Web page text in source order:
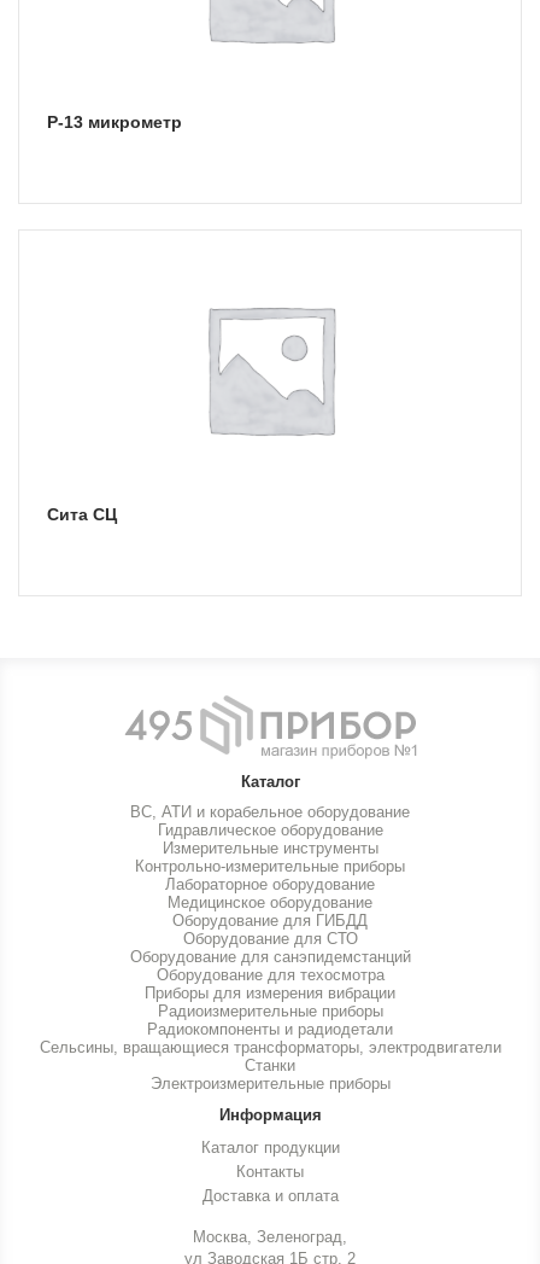
Р-13 микрометр
Сита СЦ
Каталог
ВС, АТИ и корабельное оборудование
Гидравлическое оборудование
Измерительные инструменты
Контрольно-измерительные приборы
Лабораторное оборудование
Медицинское оборудование
Оборудование для ГИБДД
Оборудование для СТО
Оборудование для санэпидемстанций
Оборудование для техосмотра
Приборы для измерения вибрации
Радиоизмерительные приборы
Радиокомпоненты и радиодетали
Сельсины, вращающиеся трансформаторы, электродвигатели
Станки
Электроизмерительные приборы
Информация
Каталог продукции
Контакты
Доставка и оплата
Москва, Зеленоград,
ул Заводская 1Б стр. 2